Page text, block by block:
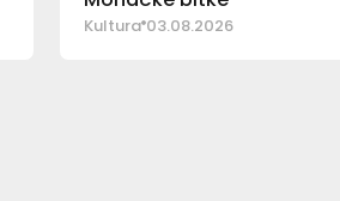
Kultura 03.08.2026